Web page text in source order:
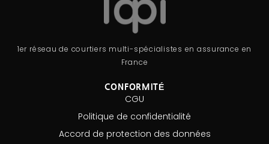
1er réseau de courtiers multi-spécialistes en assurance en
France
CONFORMITÉ
CGU
Politique de confidentialité
Accord de protection des données